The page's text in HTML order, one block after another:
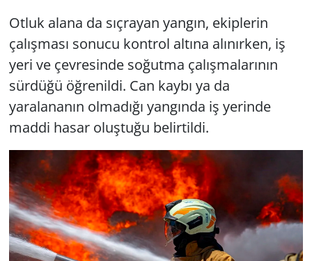
Otluk alana da sıçrayan yangın, ekiplerin
çalışması sonucu kontrol altına alınırken, iş
yeri ve çevresinde soğutma çalışmalarının
sürdüğü öğrenildi. Can kaybı ya da
yaralananın olmadığı yangında iş yerinde
maddi hasar oluştuğu belirtildi.